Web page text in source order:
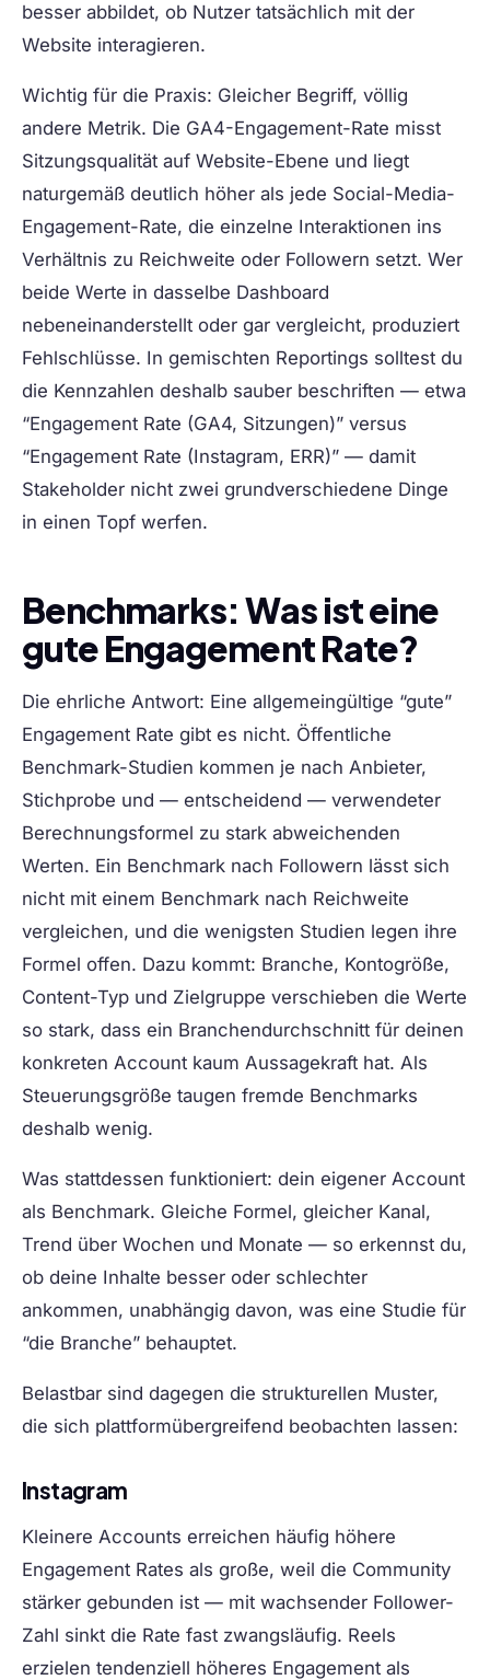
besser abbildet, ob Nutzer tatsächlich mit der
Website interagieren.
Wichtig für die Praxis: Gleicher Begriff, völlig
andere Metrik. Die GA4-Engagement-Rate misst
Sitzungsqualität auf Website-Ebene und liegt
naturgemäß deutlich höher als jede Social-Media-
Engagement-Rate, die einzelne Interaktionen ins
Verhältnis zu Reichweite oder Followern setzt. Wer
beide Werte in dasselbe Dashboard
nebeneinanderstellt oder gar vergleicht, produziert
Fehlschlüsse. In gemischten Reportings solltest du
die Kennzahlen deshalb sauber beschriften — etwa
“Engagement Rate (GA4, Sitzungen)” versus
“Engagement Rate (Instagram, ERR)” — damit
Stakeholder nicht zwei grundverschiedene Dinge
in einen Topf werfen.
Benchmarks: Was ist eine
gute Engagement Rate?
Die ehrliche Antwort: Eine allgemeingültige “gute”
Engagement Rate gibt es nicht. Öffentliche
Benchmark-Studien kommen je nach Anbieter,
Stichprobe und — entscheidend — verwendeter
Berechnungsformel zu stark abweichenden
Werten. Ein Benchmark nach Followern lässt sich
nicht mit einem Benchmark nach Reichweite
vergleichen, und die wenigsten Studien legen ihre
Formel offen. Dazu kommt: Branche, Kontogröße,
Content-Typ und Zielgruppe verschieben die Werte
so stark, dass ein Branchendurchschnitt für deinen
konkreten Account kaum Aussagekraft hat. Als
Steuerungsgröße taugen fremde Benchmarks
deshalb wenig.
Was stattdessen funktioniert: dein eigener Account
als Benchmark. Gleiche Formel, gleicher Kanal,
Trend über Wochen und Monate — so erkennst du,
ob deine Inhalte besser oder schlechter
ankommen, unabhängig davon, was eine Studie für
“die Branche” behauptet.
Belastbar sind dagegen die strukturellen Muster,
die sich plattformübergreifend beobachten lassen:
Instagram
Kleinere Accounts erreichen häufig höhere
Engagement Rates als große, weil die Community
stärker gebunden ist — mit wachsender Follower-
Zahl sinkt die Rate fast zwangsläufig. Reels
erzielen tendenziell höheres Engagement als